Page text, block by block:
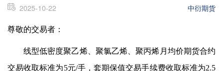
2025-10-22 中衍期货
尊敬的交易者：
线型低密度聚乙烯、聚氯乙烯、聚丙烯月均价期货合约
交易收取标准为5元/手，套期保值交易手续费收取标准为2.5